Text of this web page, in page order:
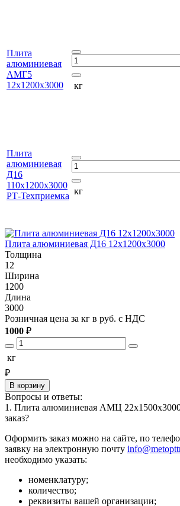
Плита
алюминиевая
АМГ5
12х1200х3000
кг
Плита
алюминиевая
Д16
110х1200х3000
РТ-Техприемка кг
Плита алюминиевая Д16 12х1200х3000
Толщина
12
Ширина
1200
Длина
3000
Розничная цена за кг в руб. с НДС
1000 ₽
кг
₽
В корзину
Вопросы и ответы:
1. Плита алюминиевая АМЦ
заказ?
Оформить заказ можно на сайте, по
заявку на электронную почту
необходимо указать:
номенклатуру;
количество;
реквизиты вашей организации;